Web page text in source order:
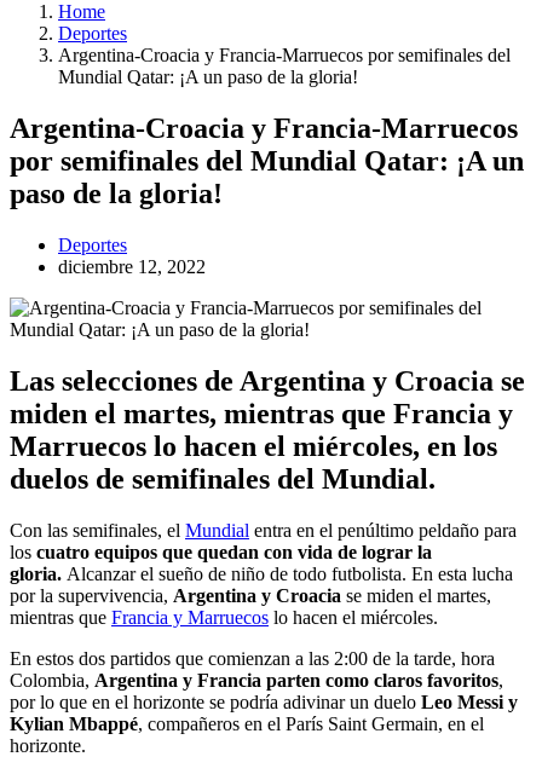
Home
Deportes
Argentina-Croacia y Francia-Marruecos por semifinales del
Mundial Qatar: ¡A un paso de la gloria!
Argentina-Croacia y Francia-Marruecos
por semifinales del Mundial Qatar: ¡A un
paso de la gloria!
Deportes
diciembre 12, 2022
Las selecciones de Argentina y Croacia se
miden el martes, mientras que Francia y
Marruecos lo hacen el miércoles, en los
duelos de semifinales del Mundial.
Con las semifinales, el Mundial entra en el penúltimo peldaño para
los cuatro equipos que quedan con vida de lograr la
gloria. Alcanzar el sueño de niño de todo futbolista. En esta lucha
por la supervivencia, Argentina y Croacia se miden el martes,
mientras que Francia y Marruecos lo hacen el miércoles.
En estos dos partidos que comienzan a las 2:00 de la tarde, hora
Colombia, Argentina y Francia parten como claros favoritos,
por lo que en el horizonte se podría adivinar un duelo Leo Messi y
Kylian Mbappé, compañeros en el París Saint Germain, en el
horizonte.